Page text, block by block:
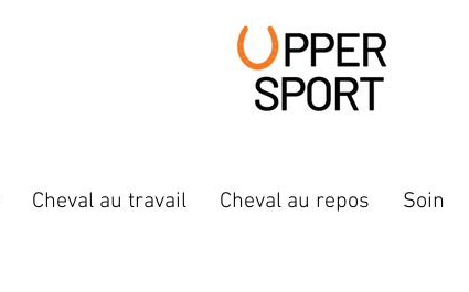
Cheval au travail Cheval au repos Soin